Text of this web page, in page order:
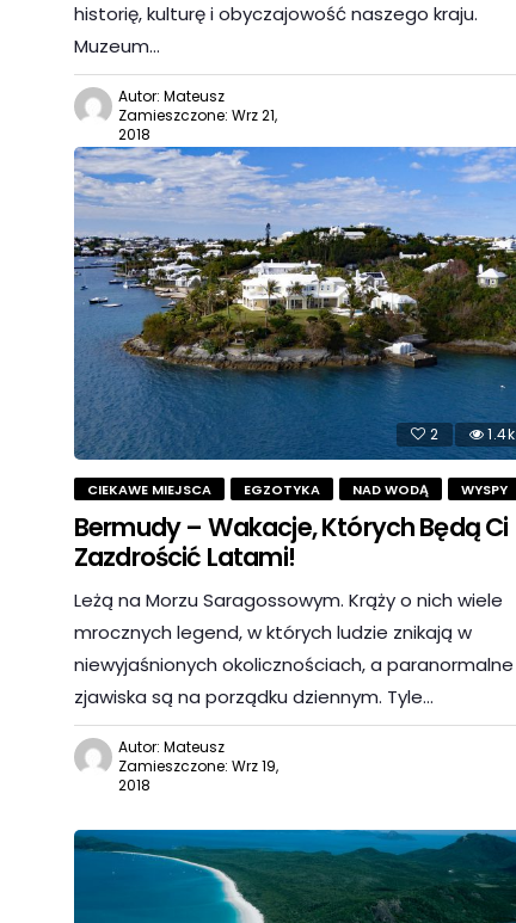
historię, kulturę i obyczajowość naszego kraju.
Muzeum…
Autor: Mateusz
Zamieszczone: Wrz 21,
2018
2 1.4k
CIEKAWE MIEJSCA EGZOTYKA NAD WODĄ WYSPY
Bermudy – Wakacje, Których Będą Ci
Zazdrościć Latami!
Leżą na Morzu Saragossowym. Krąży o nich wiele
mrocznych legend, w których ludzie znikają w
niewyjaśnionych okolicznościach, a paranormalne
zjawiska są na porządku dziennym. Tyle…
Autor: Mateusz
Zamieszczone: Wrz 19,
2018